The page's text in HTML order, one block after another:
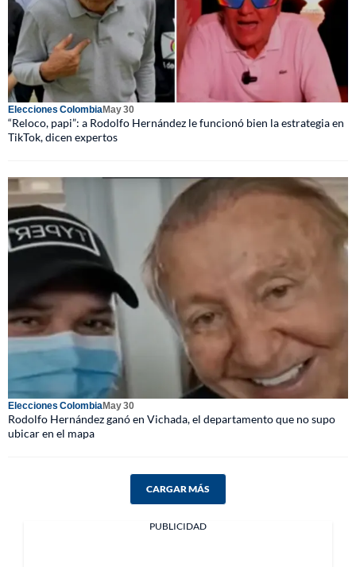
Elecciones ColombiaMay 30
“Reloco, papi”: a Rodolfo Hernández le funcionó bien la estrategia en
TikTok, dicen expertos
Elecciones ColombiaMay 30
Rodolfo Hernández ganó en Vichada, el departamento que no supo
ubicar en el mapa
CARGAR MÁS
PUBLICIDAD